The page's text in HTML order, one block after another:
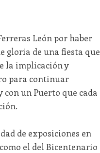
León por haber
gloria de una fiesta que
la implicación y
para continuar
un Puerto que cada
de exposiciones en
el del Bicentenario